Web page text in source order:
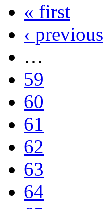
« first
‹ previous
…
59
60
61
62
63
64